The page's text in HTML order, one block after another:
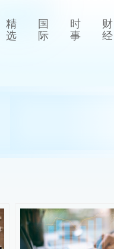
精
选
国
际
时
事
财
经